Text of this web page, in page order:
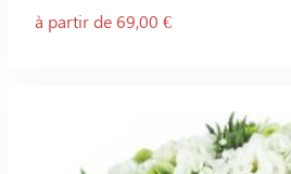
à partir de 69,00 €